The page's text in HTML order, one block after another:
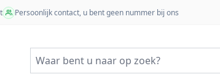
Persoonlijk contact, u bent geen nummer bij ons